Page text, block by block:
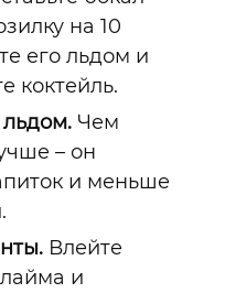
на 10
его льдом и
коктейль.
Чем
–он
и меньше
Влейте
и